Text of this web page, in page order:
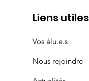
Liens utiles
Vos élu.e.s
Nous rejoindre